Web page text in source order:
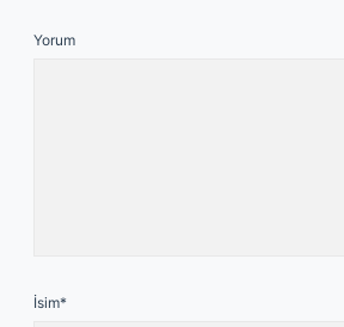
Yorum
İsim*